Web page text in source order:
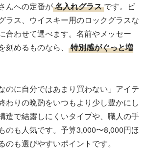
んへの定番が名入れグラス です。ビ
ラス、ウイスキー用のロックグラスな
合わせて選べます。名前やメッセー
刻めるものなら、
特別感がぐっと増
のに自分ではあまり買わない」アイテ
わりの晩酌をいつもより少し豊かにし
造で結露しにくいタイプや、職人の手
のも人気です。予算3,000〜8,000円ほ
のも選びやすいポイントです。